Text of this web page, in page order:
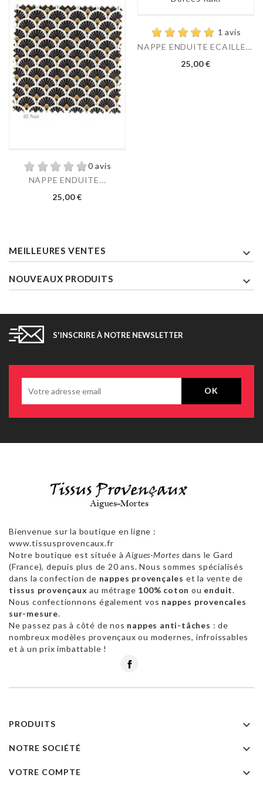
0 avis
NAPPE ENDUITE...
Prix
25,00 €
1 avis
NAPPE ENDUITE ECAILLES...
Prix
25,00 €
MEILLEURES VENTES 
NOUVEAUX PRODUITS 
S'INSCRIRE À NOTRE NEWSLETTER
Bienvenue sur la boutique en ligne :
www.tissusprovencaux.fr
Notre boutique est située àAigues-Mortes dans le Gard
(France), depuis plus de 20 ans. Nous sommes spécialisés
dans la confection de nappes provençales et la vente de
tissus provençaux au métrage 100% coton ou enduit.
Nous confectionnons également vos nappes provencales
sur-mesure.
Ne passez pas à côté de nos nappes anti-tâches : de
nombreux modèles provençaux ou modernes, infroissables
et à un prix imbattable !
PRODUITS 
NOTRE SOCIÉTÉ 
VOTRE COMPTE
